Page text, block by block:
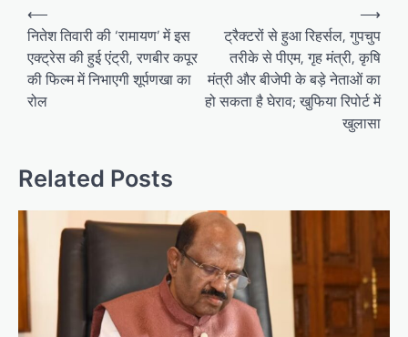
Post
navigation
⟵
नितेश तिवारी की ‘रामायण’ में इस
एक्ट्रेस की हुई एंट्री, रणबीर कपूर
की फिल्म में निभाएगी शूर्पणखा का
रोल
ट्रैक्टरों से हुआ रिहर्सल, गुपचुप
तरीके से पीएम, गृह मंत्री, कृषि
मंत्री और बीजेपी के बड़े नेताओं का
हो सकता है घेराव; खुफिया रिपोर्ट में
खुलासा
⟶
Related Posts